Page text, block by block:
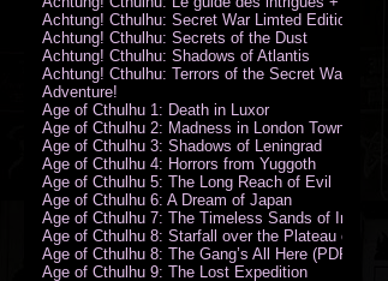
Achtung! Cthulhu: Secret War Limted Edition Book
Achtung! Cthulhu: Secrets of the Dust
Achtung! Cthulhu: Shadows of Atlantis
Achtung! Cthulhu: Terrors of the Secret War
Adventure!
Age of Cthulhu 1: Death in Luxor
Age of Cthulhu 2: Madness in London Town
Age of Cthulhu 3: Shadows of Leningrad
Age of Cthulhu 4: Horrors from Yuggoth
Age of Cthulhu 5: The Long Reach of Evil
Age of Cthulhu 6: A Dream of Japan
Age of Cthulhu 7: The Timeless Sands of India
Age of Cthulhu 8: Starfall over the Plateau of Leng
Age of Cthulhu 8: The Gang’s All Here (PDF)
Age of Cthulhu 9: The Lost Expedition